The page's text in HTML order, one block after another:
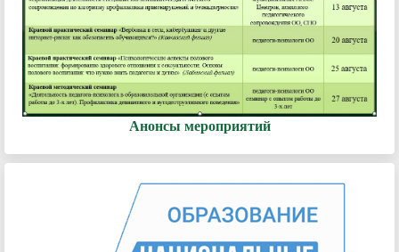
Анонсы мероприятий